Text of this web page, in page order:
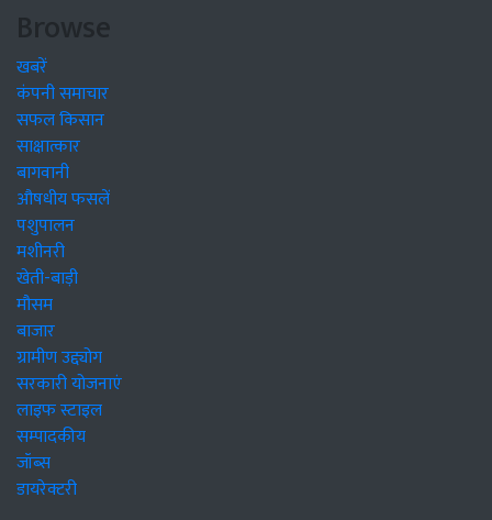
Browse
खबरें
कंपनी समाचार
सफल किसान
साक्षात्कार
बागवानी
औषधीय फसलें
पशुपालन
मशीनरी
खेती-बाड़ी
मौसम
बाजार
ग्रामीण उद्द्योग
सरकारी योजनाएं
लाइफ स्टाइल
सम्पादकीय
जॉब्स
डायरेक्टरी